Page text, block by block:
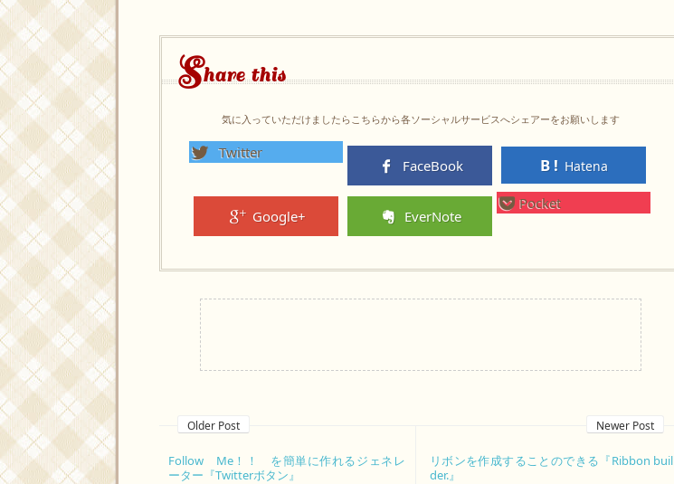
Share this
気に入っていただけましたらこちらから各ソーシャルサービスへシェアーをお願いします
Twitter
FaceBook Hatena
Google+ EverNote
Pocket
Older Post Newer Post
リボンを作成することのできる『Ribbon buil
der.』
Follow Me！！ を簡単に作れるジェネレ
ーター『Twitterボタン』